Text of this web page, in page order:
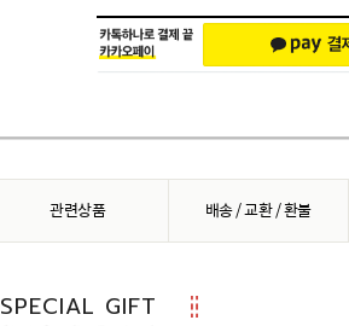
관련상품 배송 / 교환 / 환불
SPECIAL GIFT